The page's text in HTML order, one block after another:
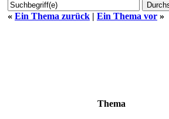
« Ein Thema zurück | Ein Thema vor »
Thema